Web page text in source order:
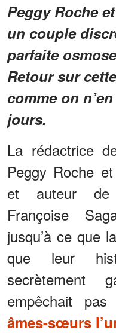
Peggy Roche
un couple
parfaite
Retour sur
comme on
jours.
La rédactrice
Peggy Roche
et auteur de
Françoise
jusqu’à ce que
que leur
empêchait
âmes-sœurs